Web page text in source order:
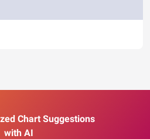
Chart Suggestions
with AI